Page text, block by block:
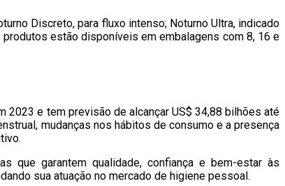
Discreto, para fluxo intenso; Noturno Ultra, indicado
produtos estão disponíveis em embalagens com 8, 16 e
2023 e tem previsão de alcançar US$ 34,88 bilhões até
mudanças nos hábitos de consumo e a presença
que garantem qualidade, confiança e bem-estar às
sua atuação no mercado de higiene pessoal.